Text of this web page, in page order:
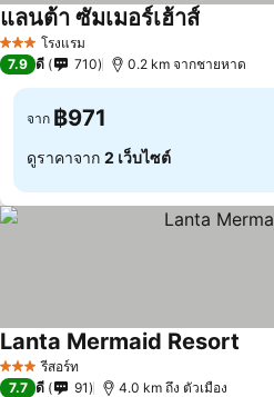
3 ดาว โรงแรม
แลนต้า ซัมเมอร์เฮ้าส์
7.9 ดี 710 0.2 km จากชายหาด
จาก ฿971
ดูราคาจาก 2 เว็บไซต์
3 ดาว รีสอร์ท
Lanta Mermaid Resort
7.7 ดี 91 4.0 km ถึง ตัวเมือง